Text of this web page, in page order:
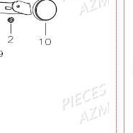
Stator Rotor
Stickers
Systeme De Freinage
Vilebrequin